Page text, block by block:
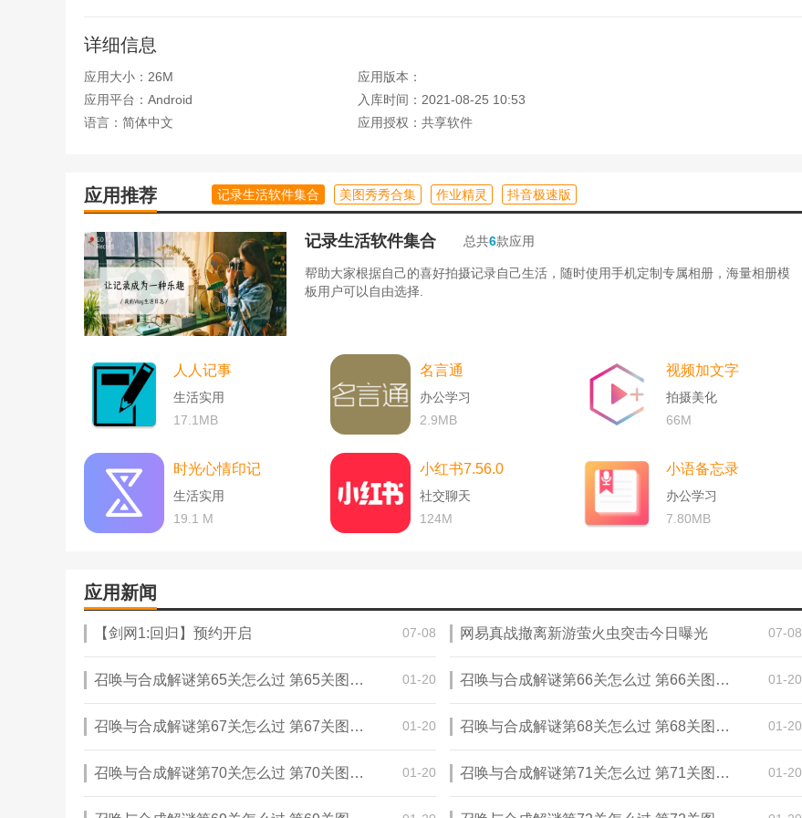
八蕉免费小说的功能介绍；
1、小说分类，所有的小说都会按照题材进行分类，很简单就能找到自己喜欢看的小说。
3.小说推荐。我们每天都会给大家推荐各种热门小说，都是根据你的阅读习惯来推荐的。
4.阅读记录，你读的所有小说都会被记录好，你可以随时找到你读过的小说。
八蕉免费小说_图片2
详细信息
应用大小：26M
应用版本：
应用平台：Android
入库时间：2021-08-25 10:53
语言：简体中文
应用授权：共享软件
应用推荐 记录生活软件集合 美图秀秀合集 作业精灵 抖音极速版
记录生活软件集合 总共6款应用
帮助大家根据自己的喜好拍摄记录自己生活，随时使用手机定制专属相册，海量相册模
板用户可以自由选择.
人人记事
生活实用
17.1MB
名言通
办公学习
2.9MB
视频加文字
拍摄美化
66M
时光心情印记
生活实用
19.1 M
小红书7.56.0
社交聊天
124M
小语备忘录
办公学习
7.80MB
应用新闻
【剑网1:回归】预约开启 07-08 网易真战撤离新游萤火虫突击今日曝光 07-08
召唤与合成解谜第65关怎么过 第65关图文通关攻略 01-20 召唤与合成解谜第66关怎么过 第66关图文通关攻略 01-20
召唤与合成解谜第67关怎么过 第67关图文通关攻略 01-20 召唤与合成解谜第68关怎么过 第68关图文通关攻略 01-20
召唤与合成解谜第70关怎么过 第70关图文通关攻略 01-20 召唤与合成解谜第71关怎么过 第71关图文通关攻略 01-20